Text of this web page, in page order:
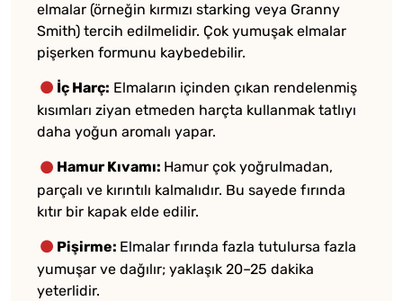
elmalar (örneğin kırmızı starking veya Granny
Smith) tercih edilmelidir. Çok yumuşak elmalar
pişerken formunu kaybedebilir.
İç Harç: Elmaların içinden çıkan rendelenmiş
kısımları ziyan etmeden harçta kullanmak tatlıyı
daha yoğun aromalı yapar.
Hamur Kıvamı: Hamur çok yoğrulmadan,
parçalı ve kırıntılı kalmalıdır. Bu sayede fırında
kıtır bir kapak elde edilir.
Pişirme: Elmalar fırında fazla tutulursa fazla
yumuşar ve dağılır; yaklaşık 20–25 dakika
yeterlidir.